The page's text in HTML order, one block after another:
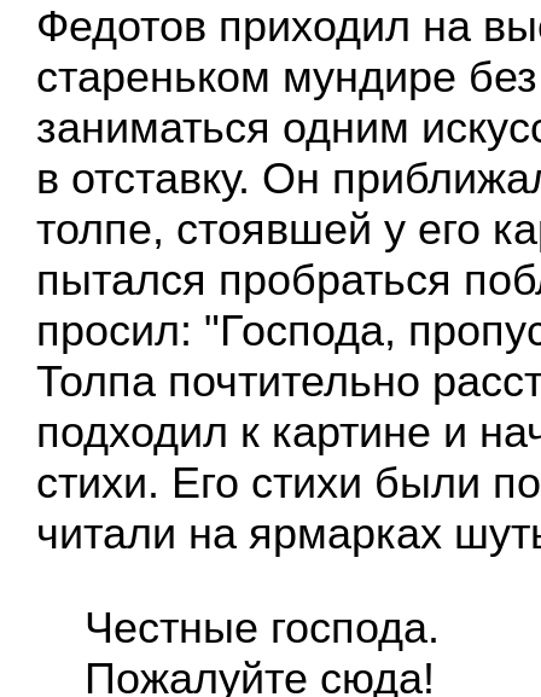
Федотов приходил на
стареньком мундире
заниматься одним
в отставку. Он
толпе, стоявшей у его
пытался пробраться
просил: "Господа,
Толпа почтительно
подходил к картине и
стихи. Его стихи были
читали на ярмарках
Честные господа.
Пожалуйте сюда!